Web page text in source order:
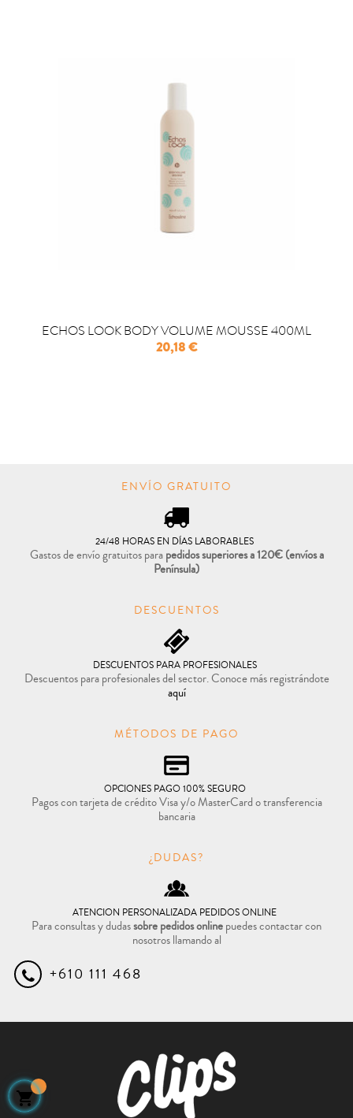
ECHOS LOOK BODY VOLUME MOUSSE 400ML
Precio
20,18 €
ENVÍO GRATUITO
24/48 HORAS EN DÍAS LABORABLES
Gastos de envío gratuitos parapedidos superiores a 120€(envíos a
Península)
DESCUENTOS
DESCUENTOS PARA PROFESIONALES
Descuentos para profesionales del sector. Conoce más registrándote
aquí
MÉTODOS DE PAGO
OPCIONES PAGO 100% SEGURO
Pagos con tarjeta de crédito Visa y/o MasterCard o transferencia
bancaria
¿DUDAS?
ATENCION PERSONALIZADA PEDIDOS ONLINE
Para consultas y dudassobre pedidos onlinepuedes contactar con
nosotros llamando al
+610 111 468
